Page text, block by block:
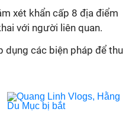
xét khẩn cấp 8 địa điểm
với người liên quan.
dụng các biện pháp để thu